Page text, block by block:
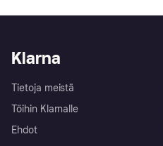
Klarna
Tietoja meistä
Töihin Klarnalle
Ehdot